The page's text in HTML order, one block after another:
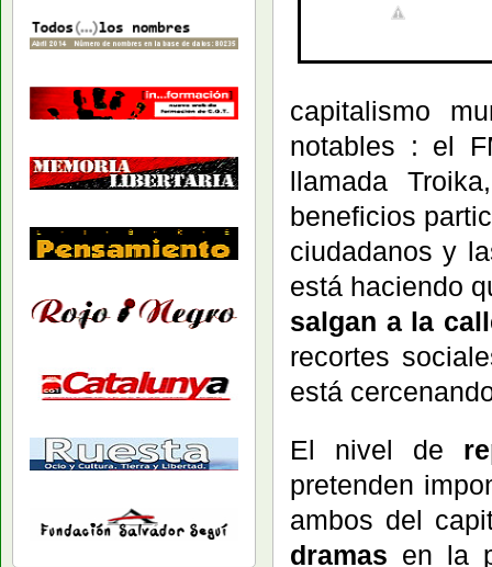
capitalismo
notables : el
llamada
beneficios
ciudadanos y
está haciendo
salgan a la
recortes
está
El nivel de
pretenden
ambos del
dramas en la